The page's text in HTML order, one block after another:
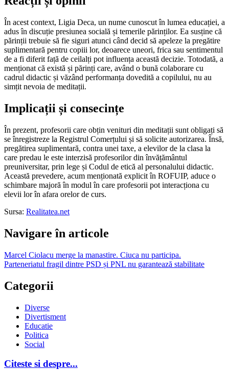
În acest context, Ligia Deca, un nume cunoscut în lumea educației, a
adus în discuție presiunea socială și temerile părinților. Ea susține că
părinții trebuie să fie siguri atunci când decid să apeleze la pregătire
suplimentară pentru copiii lor, deoarece uneori, frica sau sentimentul
de a fi diferit față de ceilalți pot influența această decizie. Totodată, a
menționat că există și părinți care, având o bună colaborare cu
cadrul didactic și văzând performanța dovedită a copilului, nu au
simțit nevoia de meditații.
Implicații și consecințe
În prezent, profesorii care obțin venituri din meditații sunt obligați să
se înregistreze la Registrul Comerțului și să solicite autorizarea. Însă,
pregătirea suplimentară, contra unei taxe, a elevilor de la clasa la
care predau le este interzisă profesorilor din învățământul
preuniversitar, prin lege și Codul de etică al personalului didactic.
Această prevedere, acum menționată explicit în ROFUIP, aduce o
schimbare majoră în modul în care profesorii pot interacționa cu
elevii lor în afara orelor de curs.
Sursa: Realitatea.net
Navigare în articole
Marcel Ciolacu merge la manastire. Ciuca nu participa.
Parteneriatul fragil dintre PSD și PNL nu garantează stabilitate
Categorii
Diverse
Divertisment
Educatie
Politica
Social
Citeste si despre...